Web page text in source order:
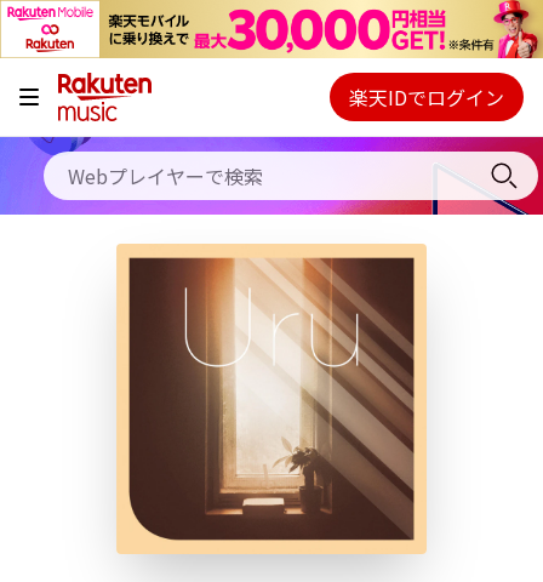
キャンペーン
料金プラン
使い方
初回30日間無料お試し
Webプレイヤー
ご契約内容の確認・変更
楽天IDでログイン